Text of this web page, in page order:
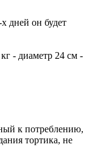
дней он будет
- диаметр 24 см -
к потреблению,
тортика, не